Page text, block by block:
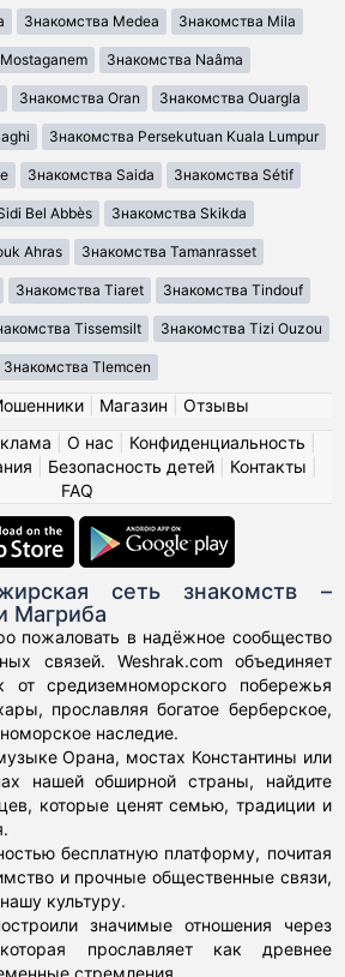
Знакомства Medea Знакомства Mila
Знакомства Naâma
Знакомства Oran Знакомства Ouargla
Знакомства Persekutuan Kuala Lumpur
Знакомства Saida Знакомства Sétif
Bel Abbès Знакомства Skikda
Ahras Знакомства Tamanrasset
Знакомства Tiaret Знакомства Tindouf
Tissemsilt Знакомства Tizi Ouzou
Знакомства Tlemcen
| Магазин
Отзывы
О нас Конфиденциальность
Безопасность детей| Контакты
FAQ
сеть знакомств –
Магриба
пожаловать в надёжное сообщество
связей. Weshrak.com объединяет
от средиземноморского побережья
прославляя богатое берберское,
наследие.
Орана, мостах Константины или
нашей обширной страны, найдите
которые ценят семью, традиции и
бесплатную платформу, почитая
и прочные общественные связи,
культуру.
значимые отношения через
прославляет как древнее
стремления.